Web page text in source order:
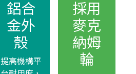
鋁合
金外
殼
提高機構平
採用
麥克
納姆
輪